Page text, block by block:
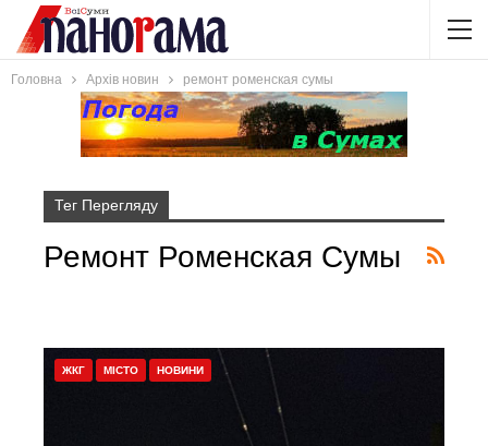
Головна Архів новин ремонт роменская сумы
Тег Перегляду
Ремонт Роменская Сумы
ЖКГ МІСТО НОВИНИ